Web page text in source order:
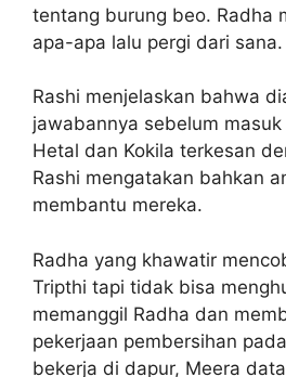
tentang burung beo. Radha
apa-apa lalu pergi dari sana.
Rashi menjelaskan bahwa
jawabannya sebelum
Hetal dan Kokila terkesan
Rashi mengatakan bahkan
membantu mereka.
Radha yang khawatir
Tripthi tapi tidak bisa
memanggil Radha dan
pekerjaan pembersihan
bekerja di dapur, Meera